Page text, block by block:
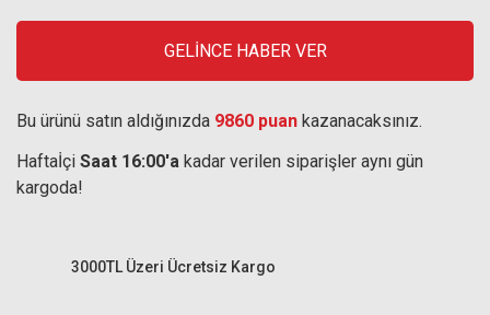
GELİNCE HABER VER
Bu ürünü satın aldığınızda 9860 puan kazanacaksınız.
Haftaİçi Saat 16:00'a kadar verilen siparişler aynı gün
kargoda!
3000TL Üzeri Ücretsiz Kargo